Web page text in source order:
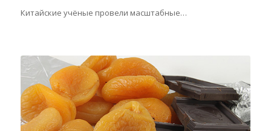
Китайские учёные провели масштабные…